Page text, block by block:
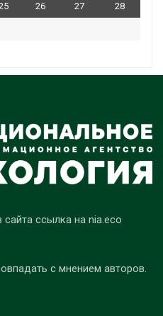
26 27 28
ссылка на nia.eco
с мнением авторов.